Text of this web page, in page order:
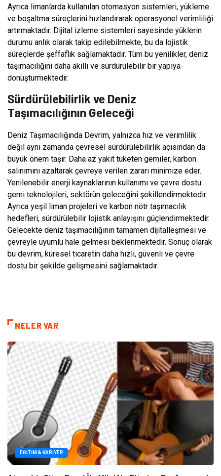
Ayrıca limanlarda kullanılan otomasyon sistemleri, yükleme
ve boşaltma süreçlerini hızlandırarak operasyonel verimliliği
artırmaktadır. Dijital izleme sistemleri sayesinde yüklerin
durumu anlık olarak takip edilebilmekte, bu da lojistik
süreçlerde şeffaflık sağlamaktadır. Tüm bu yenilikler, deniz
taşımacılığını daha akıllı ve sürdürülebilir bir yapıya
dönüştürmektedir.
Sürdürülebilirlik ve Deniz
Taşımacılığının Geleceği
Deniz Taşımacılığında Devrim, yalnızca hız ve verimlilik
değil aynı zamanda çevresel sürdürülebilirlik açısından da
büyük önem taşır. Daha az yakıt tüketen gemiler, karbon
salınımını azaltarak çevreye verilen zararı minimize eder.
Yenilenebilir enerji kaynaklarının kullanımı ve çevre dostu
gemi teknolojileri, sektörün geleceğini şekillendirmektedir.
Ayrıca yeşil liman projeleri ve karbon nötr taşımacılık
hedefleri, sürdürülebilir lojistik anlayışını güçlendirmektedir.
Gelecekte deniz taşımacılığının tamamen dijitalleşmesi ve
çevreyle uyumlu hale gelmesi beklenmektedir. Sonuç olarak
bu devrim, küresel ticaretin daha hızlı, güvenli ve çevre
dostu bir şekilde gelişmesini sağlamaktadır.
NELER VAR
EĞITIM & KARIYER